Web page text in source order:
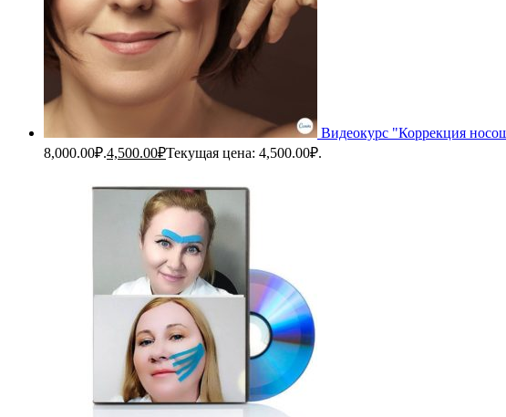
Видеокурс "Коррекция
8,000.00₽.4,500.00₽Текущая цена: 4,500.00₽.